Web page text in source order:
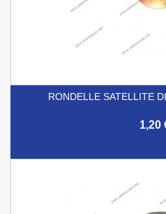
RONDELLE SATELLITE
1,20